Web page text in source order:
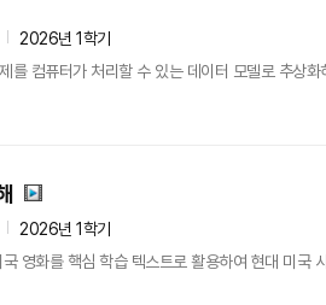
2026년 1학기
를 컴퓨터가 처리할 수 있는 데이터 모델로 추상
2026년 1학기
영화를 핵심 학습 텍스트로 활용하여 현대 미국